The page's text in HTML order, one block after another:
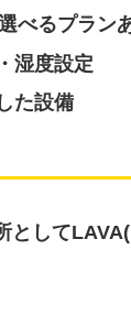
べるプラン
湿度設定
た設備
として